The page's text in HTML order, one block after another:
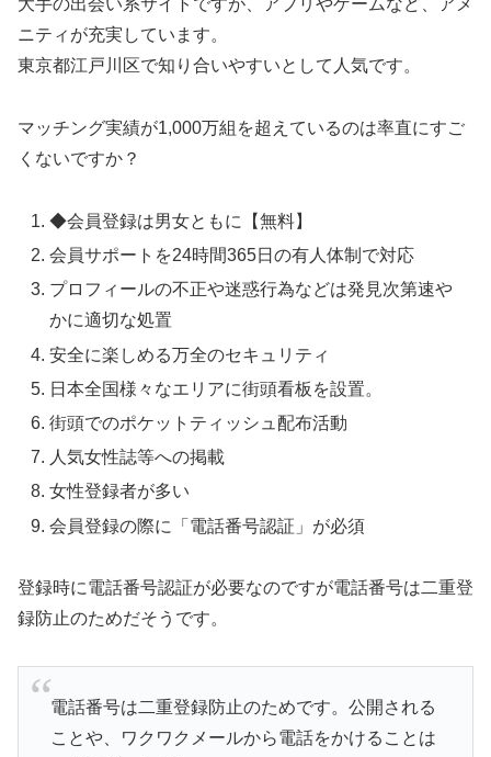
大手の出会い系サイトですが、アプリやゲームなど、アメ
ニティが充実しています。
東京都江戸川区で知り合いやすいとして人気です。
マッチング実績が1,000万組を超えているのは率直にすご
くないですか？
◆会員登録は男女ともに【無料】
会員サポートを24時間365日の有人体制で対応
プロフィールの不正や迷惑行為などは発見次第速や
かに適切な処置
安全に楽しめる万全のセキュリティ
日本全国様々なエリアに街頭看板を設置。
街頭でのポケットティッシュ配布活動
人気女性誌等への掲載
女性登録者が多い
会員登録の際に「電話番号認証」が必須
登録時に電話番号認証が必要なのですが電話番号は二重登
録防止のためだそうです。
電話番号は二重登録防止のためです。公開される
ことや、ワクワクメールから電話をかけることは